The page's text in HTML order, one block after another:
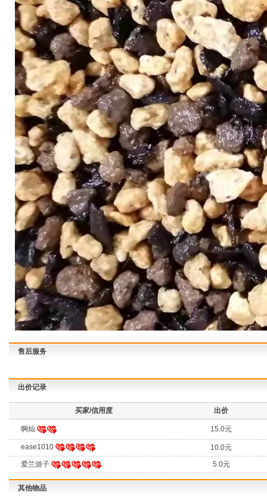
售后服务
出价记录
买家/信用度 出价
啊灿 15.0元
ease1010
10.0元
爱兰游子
5.0元
其他物品